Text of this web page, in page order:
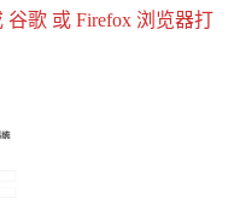
谷歌 或 Firefox 浏览器打